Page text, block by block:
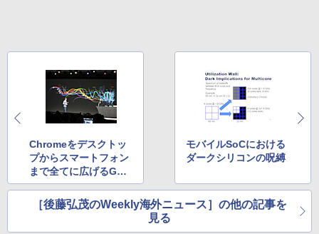
Chromeをデスクトッ
プからスマートフォン
まで全てに広げるGoo
gleの戦略
モバイルSoCにおける
ダークシリコンの呪縛
［後藤弘茂のWeekly海外ニュース］の他の記事を
見る